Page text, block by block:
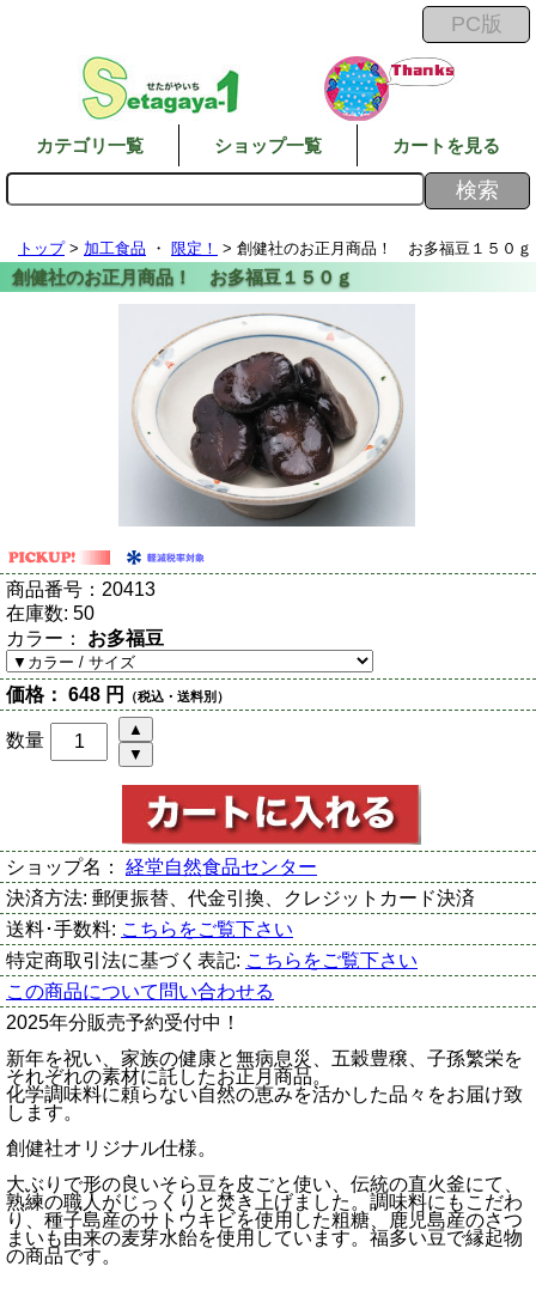
カテゴリ一覧 ショップ一覧 カートを見る
トップ> 加工食品 ・ 限定！ > 創健社のお正月商品！ お多福豆１５０ｇ
商品番号： 20413
在庫数: 50
カラー： お多福豆
価格： 648 円 （税込・送料別）
数量
ショップ名： 経堂自然食品センター
決済方法: 郵便振替、代金引換、クレジットカード決済
送料･手数料: こちらをご覧下さい
特定商取引法に基づく表記: こちらをご覧下さい
この商品について問い合わせる
2025年分販売予約受付中！
新年を祝い、家族の健康と無病息災、五穀豊穣、子孫繁栄を
それぞれの素材に託したお正月商品。
化学調味料に頼らない自然の恵みを活かした品々をお届け致
します。
創健社オリジナル仕様。
大ぶりで形の良いそら豆を皮ごと使い、伝統の直火釜にて、
熟練の職人がじっくりと焚き上げました。調味料にもこだわ
り、種子島産のサトウキビを使用した粗糖、鹿児島産のさつ
まいも由来の麦芽水飴を使用しています。福多い豆で縁起物
の商品です。